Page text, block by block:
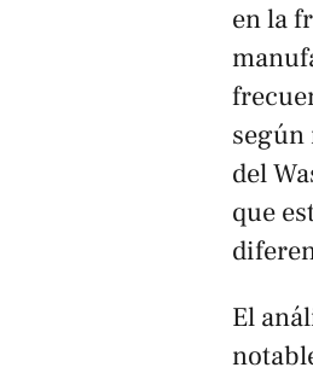
en la
según
del
que
El